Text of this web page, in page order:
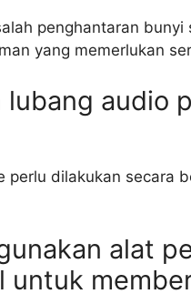
penghantaran bunyi
yang memerlukan
audio
perlu dilakukan secara
alat